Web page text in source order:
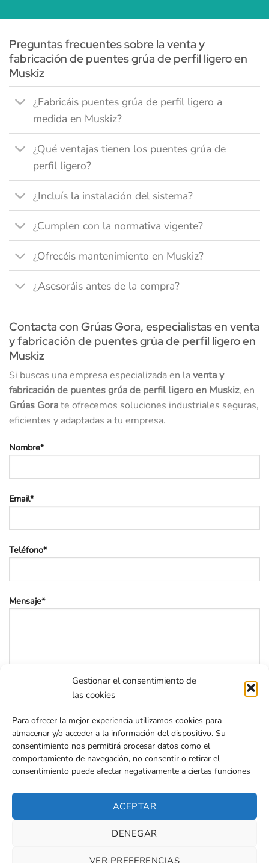
Gestionar el consentimiento de
las cookies
Para ofrecer la mejor experiencia utilizamos cookies para
almacenar y/o acceder a la información del dispositivo. Su
consentimiento nos permitirá procesar datos como el
comportamiento de navegación, no consentir o retirar el
consentimiento puede afectar negativamente a ciertas funciones
ACEPTAR
DENEGAR
VER PREFERENCIAS
Preguntas frecuentes sobre la venta y
fabricación de puentes grúa de perfil ligero en
Muskiz
¿Fabricáis puentes grúa de perfil ligero a
medida en Muskiz?
¿Qué ventajas tienen los puentes grúa de
perfil ligero?
¿Incluís la instalación del sistema?
¿Cumplen con la normativa vigente?
¿Ofrecéis mantenimiento en Muskiz?
¿Asesoráis antes de la compra?
Contacta con Grúas Gora, especialistas en venta
y fabricación de puentes grúa de perfil ligero en
Muskiz
Si buscas una empresa especializada en laventa y
fabricación de puentes grúa de perfil ligero en Muskiz, en
Grúas Gorate ofrecemos soluciones industriales seguras,
eficientes y adaptadas a tu empresa.
Nombre*
Email*
Teléfono*
Mensaje*
He leído y acepto lapolítica de privacidad
© 2026 | Diseñada porIparprint
Política de cookies|